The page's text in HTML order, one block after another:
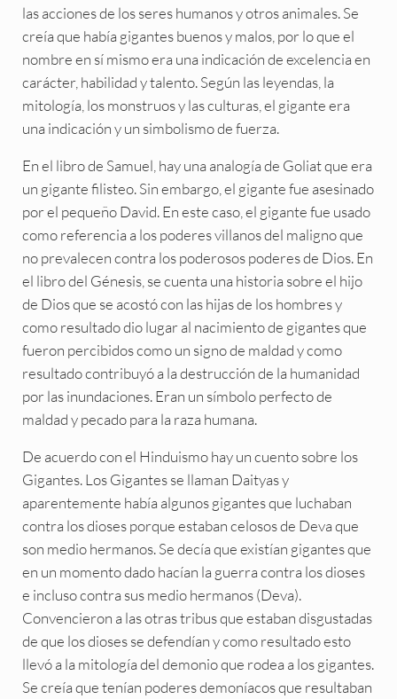
las acciones de los seres humanos y otros animales. Se
creía que había gigantes buenos y malos, por lo que el
nombre en sí mismo era una indicación de excelencia en
carácter, habilidad y talento. Según las leyendas, la
mitología, los monstruos y las culturas, el gigante era
una indicación y un simbolismo de fuerza.
En el libro de Samuel, hay una analogía de Goliat que era
un gigante filisteo. Sin embargo, el gigante fue asesinado
por el pequeño David. En este caso, el gigante fue usado
como referencia a los poderes villanos del maligno que
no prevalecen contra los poderosos poderes de Dios. En
el libro del Génesis, se cuenta una historia sobre el hijo
de Dios que se acostó con las hijas de los hombres y
como resultado dio lugar al nacimiento de gigantes que
fueron percibidos como un signo de maldad y como
resultado contribuyó a la destrucción de la humanidad
por las inundaciones. Eran un símbolo perfecto de
maldad y pecado para la raza humana.
De acuerdo con el Hinduismo hay un cuento sobre los
Gigantes. Los Gigantes se llaman Daityas y
aparentemente había algunos gigantes que luchaban
contra los dioses porque estaban celosos de Deva que
son medio hermanos. Se decía que existían gigantes que
en un momento dado hacían la guerra contra los dioses
e incluso contra sus medio hermanos (Deva).
Convencieron a las otras tribus que estaban disgustadas
de que los dioses se defendían y como resultado esto
llevó a la mitología del demonio que rodea a los gigantes.
Se creía que tenían poderes demoníacos que resultaban